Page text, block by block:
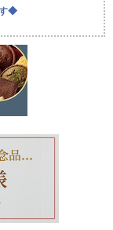
す◆